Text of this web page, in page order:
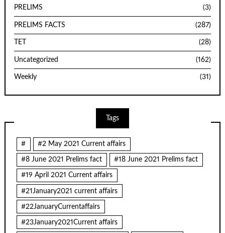
PRELIMS (3)
PRELIMS FACTS (287)
TET (28)
Uncategorized (162)
Weekly (31)
Tags
# #2 May 2021 Current affairs
#8 June 2021 Prelims fact #18 June 2021 Prelims fact
#19 April 2021 Current affairs
#21January2021 current affairs
#22JanuaryCurrentaffairs
#23January2021Current affairs